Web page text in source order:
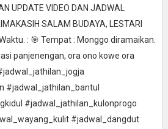
UPDATE VIDEO DAN JADWAL
SALAM BUDAYA, LESTARI
: 🎯 Tempat : Monggo diramaikan.
panjenengan, ora ono kowe ora
#jadwal_jathilan_bantul
#jadwal_jathilan_kulonprogo
#jadwal_dangdut